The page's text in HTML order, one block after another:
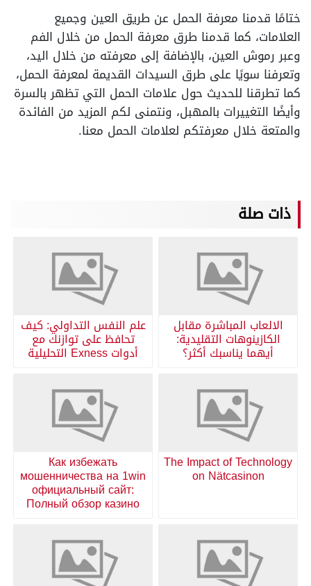
ختامًا قدمنا معرفة الحمل عن طريق العين وجميع
العلامات، كما قدمنا طرق معرفة الحمل من خلال الفم
وعبر رموش العين، بالإضافة إلى معرفته من خلال اليد،
وتعرفنا سويًا على طرق السيدات القديمة لمعرفة الحمل،
كما تطرقنا للحديث حول علامات الحمل التي تظهر بالسرة
وأيضًا التغييرات بالمهبل، ونتمنى لكم المزيد من الفائدة
والمتعة خلال معرفتكم لعلامات الحمل معنا.
ذات صلة
الالعاب المباشرة مقابل
الكازينوهات التقليدية:
أيهما يناسبك أكثر؟
علم النفس التداولي: كيف
تحافظ على توازنك مع
أدوات Exness التحليلية
The Impact of Technology
on Nätcasinon
Как избежать
мошенничества на 1win
официальный сайт:
Полный обзор казино